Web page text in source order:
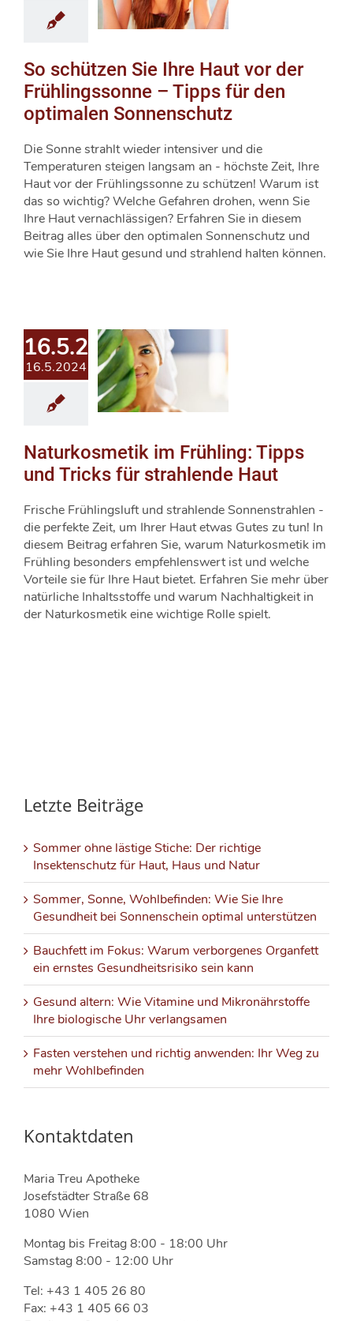
So schützen Sie Ihre Haut vor der
Frühlingssonne – Tipps für den
optimalen Sonnenschutz
Die Sonne strahlt wieder intensiver und die
Temperaturen steigen langsam an - höchste Zeit, Ihre
Haut vor der Frühlingssonne zu schützen! Warum ist
das so wichtig? Welche Gefahren drohen, wenn Sie
Ihre Haut vernachlässigen? Erfahren Sie in diesem
Beitrag alles über den optimalen Sonnenschutz und
wie Sie Ihre Haut gesund und strahlend halten können.
16.5.2024
16.5.2024
Naturkosmetik im Frühling: Tipps
und Tricks für strahlende Haut
Frische Frühlingsluft und strahlende Sonnenstrahlen -
die perfekte Zeit, um Ihrer Haut etwas Gutes zu tun! In
diesem Beitrag erfahren Sie, warum Naturkosmetik im
Frühling besonders empfehlenswert ist und welche
Vorteile sie für Ihre Haut bietet. Erfahren Sie mehr über
natürliche Inhaltsstoffe und warum Nachhaltigkeit in
der Naturkosmetik eine wichtige Rolle spielt.
Letzte Beiträge
Sommer ohne lästige Stiche: Der richtige
Insektenschutz für Haut, Haus und Natur
Sommer, Sonne, Wohlbefinden: Wie Sie Ihre
Gesundheit bei Sonnenschein optimal unterstützen
Bauchfett im Fokus: Warum verborgenes Organfett
ein ernstes Gesundheitsrisiko sein kann
Gesund altern: Wie Vitamine und Mikronährstoffe
Ihre biologische Uhr verlangsamen
Fasten verstehen und richtig anwenden: Ihr Weg zu
mehr Wohlbefinden
Kontaktdaten
Maria Treu Apotheke
Josefstädter Straße 68
1080 Wien
Montag bis Freitag 8:00 - 18:00 Uhr
Samstag 8:00 - 12:00 Uhr
Tel: +43 1 405 26 80
Fax: +43 1 405 66 03